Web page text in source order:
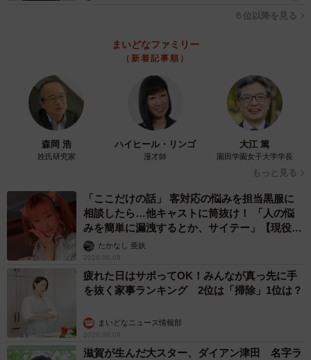
６位以降を見る
まいどなファミリー
（新着記事順）
森岡 浩
姓氏研究家
ハイヒール・リンゴ
漫才師
大江 篤
園田学園女子大学学長
もっと見る
「ここだけの話」 客対応の悩みを担当黒服に
相談したら…他キャストに筒抜け！ 「人の悩
みを簡単に漏洩するとか、サイテー」【現役キ
ャストに取材】
たかなし 亜妖
2026.08.09
疲れた日はサボってOK！みんなが真っ先に手
を抜く家事ランキング 2位は「掃除」1位は？
まいどなニュース情報部
2026.08.09
滋賀が生んだ大スター、ダイアン津田 名字ラ